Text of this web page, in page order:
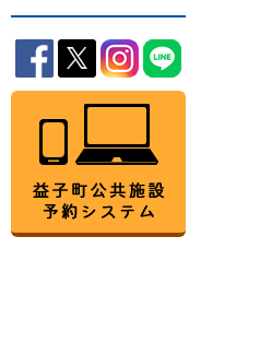
益子町Facebook
益子町Twitter
益子町Instagram